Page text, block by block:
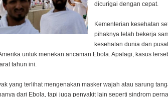
dicurigai dengan cepat.
Kementerian kesehatan
pihaknya telah bekerja
kesehatan dunia dan
untuk menekan ancaman Ebola. Apalagi, kasus
tahun ini.
yang terlihat mengenakan masker wajah atau sarung
dari Ebola, tapi juga penyakit lain seperti sindrom